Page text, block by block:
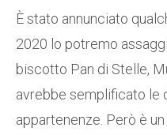
È stato annunciato
2020 lo potremo
biscotto Pan di Stelle,
avrebbe semplificato le
appartenenze. Però è